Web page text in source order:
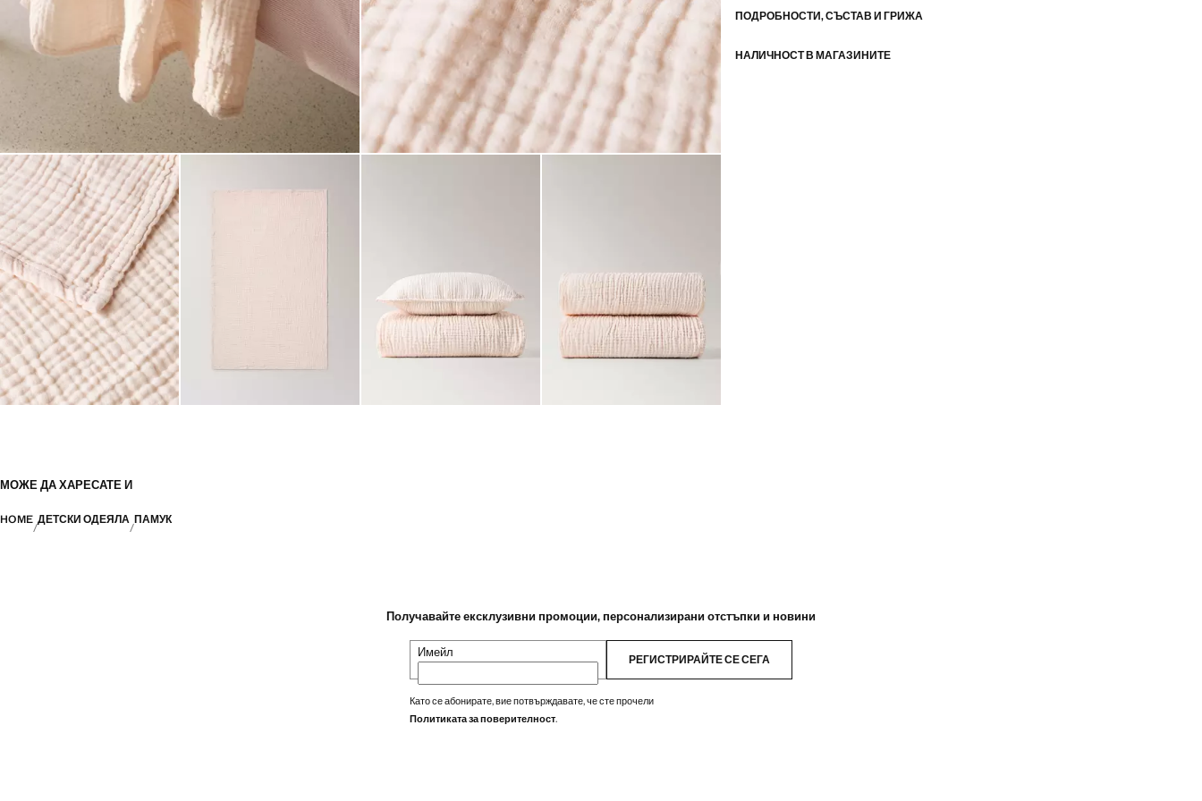
ПОДРОБНОСТИ, СЪСТАВ И ГРИЖА
НАЛИЧНОСТ В МАГАЗИНИТЕ
МОЖЕ ДА ХАРЕСАТЕ И
HOME ДЕТСКИ ОДЕЯЛА ПАМУК
Получавайте ексклузивни промоции, персонализирани отстъпки и новини
Имейл РЕГИСТРИРАЙТЕ СЕ СЕГА
Като се абонирате, вие потвърждавате, че сте прочели
Политиката за поверителност.